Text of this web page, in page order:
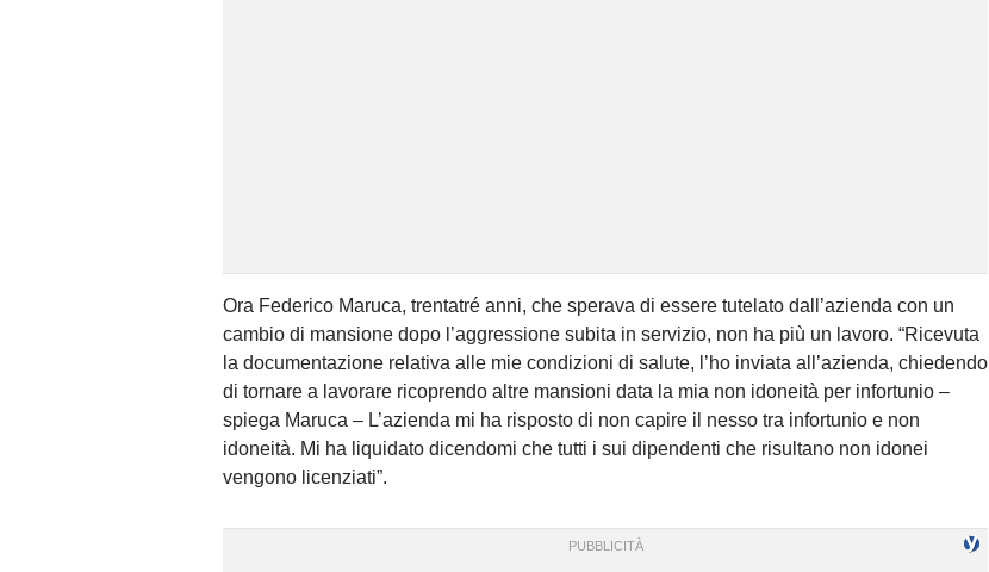
Ora Federico Maruca, trentatré anni, che sperava di essere tutelato dall’azienda con un
cambio di mansione dopo l’aggressione subita in servizio, non ha più un lavoro. “Ricevuta
la documentazione relativa alle mie condizioni di salute, l’ho inviata all’azienda, chiedendo
di tornare a lavorare ricoprendo altre mansioni data la mia non idoneità per infortunio –
spiega Maruca – L’azienda mi ha risposto di non capire il nesso tra infortunio e non
idoneità. Mi ha liquidato dicendomi che tutti i sui dipendenti che risultano non idonei
vengono licenziati”.